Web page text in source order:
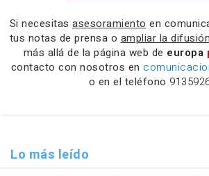
Si necesitas asesoramiento en
tus notas de prensa o ampliar la difusión
más allá de la página web de europa
contacto con nosotros en
o en el teléfono
Lo más leído